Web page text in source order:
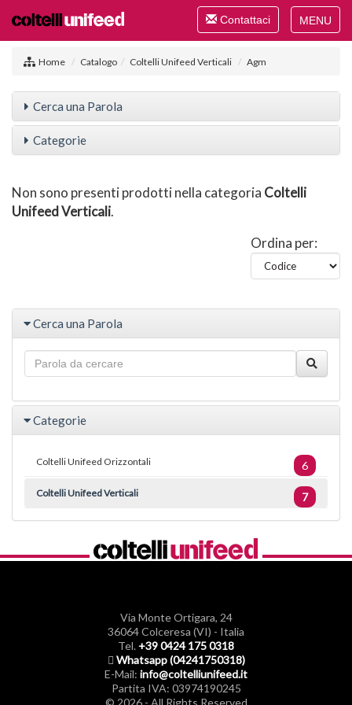
Toggle
Toggle
navigation
Contattaci
Home Catalogo Coltelli Unifeed Verticali Agm
Cerca una Parola
Categorie
Non sono presenti prodotti nella categoria Coltelli
Unifeed Verticali.
Ordina per:
Cerca una Parola
Categorie
Coltelli Unifeed Orizzontali 6
Coltelli Unifeed Verticali 7
Via Monte Ortigara, 24
36064 Colceresa (VI) - Italia
Tel. +39 0424 175 0318
Whatsapp (04241750318)
E-Mail: info@coltelliunifeed.it
Partita IVA: 03974190245